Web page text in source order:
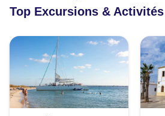
Top Excursions &